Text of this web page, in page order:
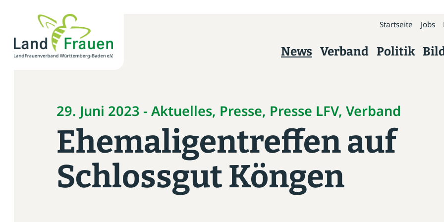
Startseite Jobs
News Verband Politik
29. Juni 2023 - Aktuelles, Presse, Presse LFV, Verband
Ehemaligentreffen auf
Schlossgut Köngen
Politik
Bildung
Gemeinschaft
Über uns
Präsidium
Kreisverbände
Geschäftsstelle